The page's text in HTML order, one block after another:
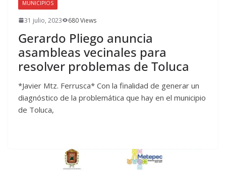
MUNICIPIOS
31 julio, 2023 680 Views
Gerardo Pliego anuncia
asambleas vecinales para
resolver problemas de Toluca
*Javier Mtz. Ferrusca* Con la finalidad de generar un
diagnóstico de la problemática que hay en el municipio
de Toluca,